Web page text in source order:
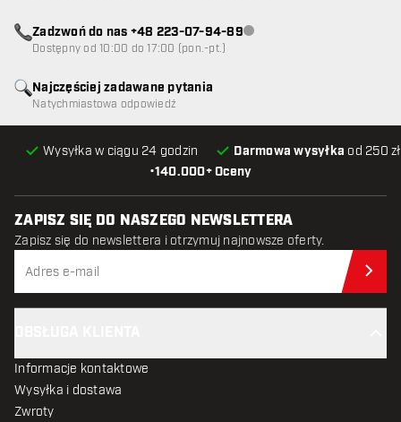
•140.000+ Oceny
Wysyłka w ciągu 24 godzin Darmowa wysyłka od 250
Najczęściej zadawane pytania
Natychmiastowa odpowiedź
Zadzwoń do nas +48 223-07-94-89Obsługa klienta niedostępna
Dostępny od 10:00 do 17:00 (pon.-pt.)
ZAPISZ SIĘ DO NASZEGO NEWSLETTERA
Zapisz się do newslettera i otrzymuj najnowsze oferty.
Informacje kontaktowe
Wysyłka i dostawa
Zwroty